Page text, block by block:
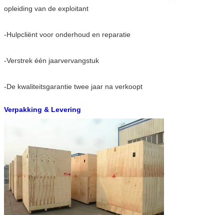
opleiding van de exploitant
-Hulpcliënt voor onderhoud en reparatie
-Verstrek één jaarvervangstuk
-De kwaliteitsgarantie twee jaar na verkoopt
Verpakking & Levering